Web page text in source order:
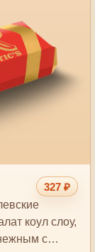
327 ₽
коул слоу,
с…